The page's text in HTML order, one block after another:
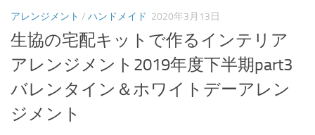
アレンジメント / ハンドメイド 2020年3月13日
生協の宅配キットで作るインテリア
アレンジメント2019年度下半期part3
バレンタイン＆ホワイトデーアレン
ジメント